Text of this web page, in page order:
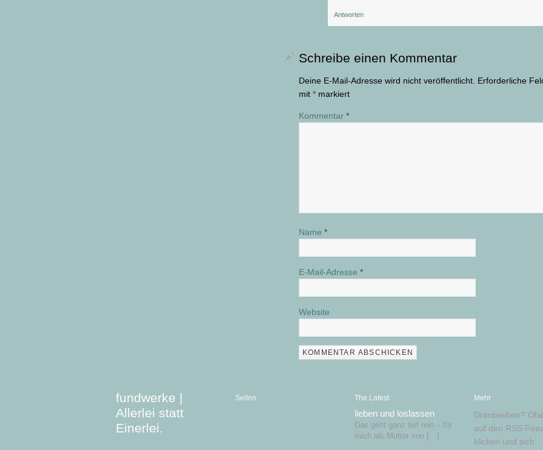
Antworten
Schreibe einen Kommentar
Deine E-Mail-Adresse wird nicht veröffentlicht. Erforderliche
mit * markiert
Kommentar *
Name *
E-Mail-Adresse *
Website
fundwerke |
Allerlei statt
Einerlei.
Seiten The Latest
lieben und loslassen
Das geht ganz tief rein – für
mich als Mutter von […]
Mehr
Dranbleiben?
auf den RSS
klicken und sich